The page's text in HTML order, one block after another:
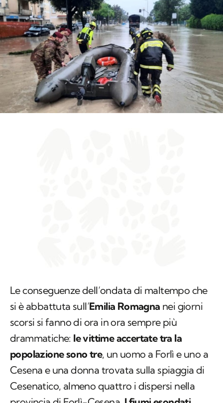
Le conseguenze dell’ondata di maltempo che
si è abbattuta sull’Emilia Romagna nei giorni
scorsi si fanno di ora in ora sempre più
drammatiche: le vittime accertatetra la
popolazione sono tre, un uomo a Forlì e uno a
Cesena e una donna trovata sulla spiaggia di
Cesenatico, almeno quattro i dispersi nella